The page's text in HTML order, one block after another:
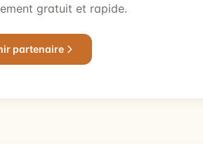
gratuit et rapide.
partenaire